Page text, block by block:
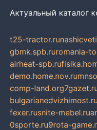
Актуальный каталог
t25-tractor.ru
gbmk.spb.ruromania-
airheat-spb.ru
demo.home.nov.ru
comp-land.org
bulgarianedvizhimost.ru
fexer.rusnite-mebel.ru
0sporte.ru9rota-